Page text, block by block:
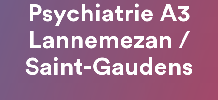
Psychiatrie A3
Lannemezan /
Saint-Gaudens